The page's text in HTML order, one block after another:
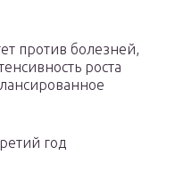
против болезней,
роста
год